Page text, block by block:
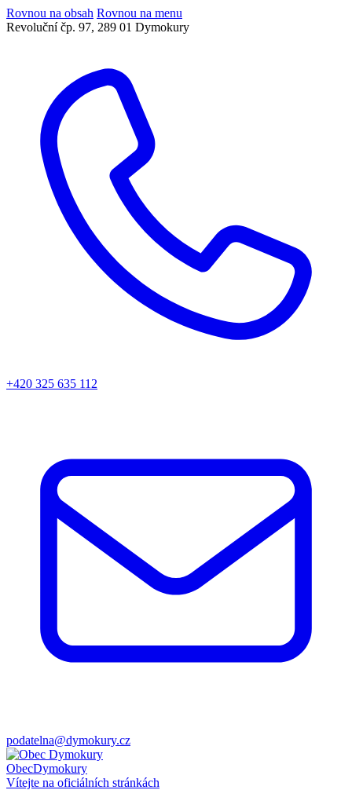
Rovnou na obsah Rovnou na menu
Revoluční čp. 97, 289 01 Dymokury
+420 325 635 112
podatelna@dymokury.cz
ObecDymokury
Vítejte na oficiálních stránkách